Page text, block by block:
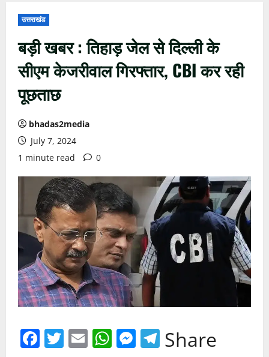
उत्तराखंड
बड़ी खबर : तिहाड़ जेल से दिल्ली के
सीएम केजरीवाल गिरफ्तार, CBI कर रही
पूछताछ
bhadas2media
July 7, 2024
1 minute read
0
Facebook
Twitter
EmailWhatsApp
Messenger
Telegram
Share